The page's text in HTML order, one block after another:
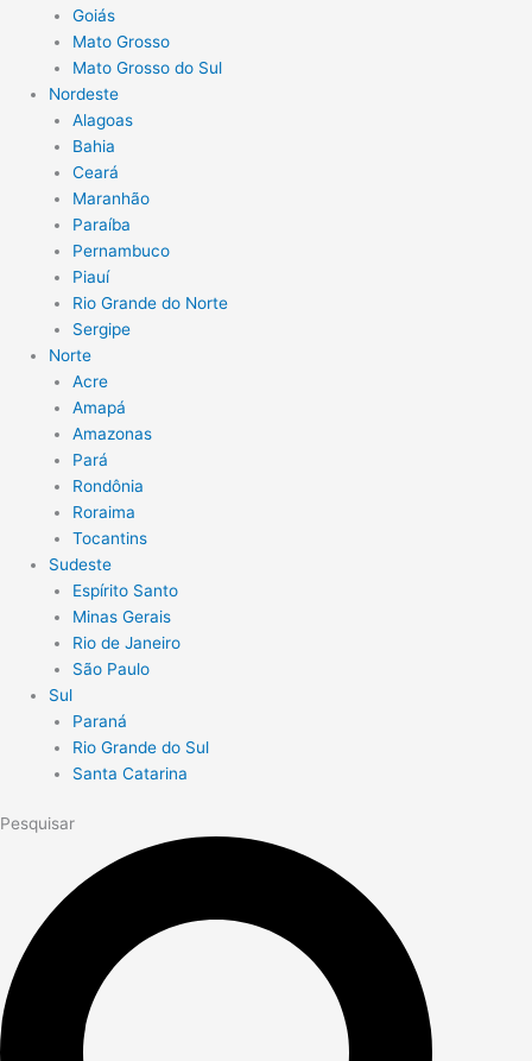
Goiás
Mato Grosso
Mato Grosso do Sul
Nordeste
Alagoas
Bahia
Ceará
Maranhão
Paraíba
Pernambuco
Piauí
Rio Grande do Norte
Sergipe
Norte
Acre
Amapá
Amazonas
Pará
Rondônia
Roraima
Tocantins
Sudeste
Espírito Santo
Minas Gerais
Rio de Janeiro
São Paulo
Sul
Paraná
Rio Grande do Sul
Santa Catarina
Pesquisar